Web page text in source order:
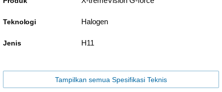
Teknologi Halogen
Jenis H11
Tampilkan semua Spesifikasi Teknis